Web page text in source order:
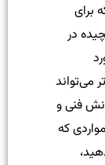
برای
در
می‌تواند
فنی و
که